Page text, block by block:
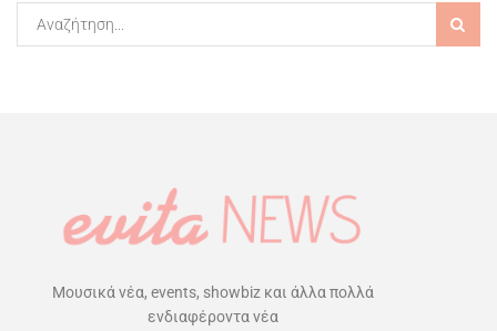
Μουσικά νέα, events, showbiz και άλλα πολλά
ενδιαφέροντα νέα